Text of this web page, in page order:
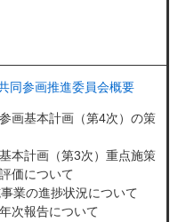
同参画推進委員会概要
画基本計画（第4次）の策
本計画（第3次）重点施策
価について
業の進捗状況について
次報告について